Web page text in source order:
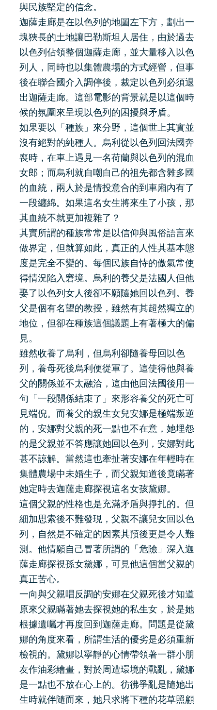
與民族堅定的信念。
迦薩走廊是在以色列的地圖左下方，劃出一
塊狹長的土地讓巴勒斯坦人居住，由於過去
以色列佔領整個迦薩走廊，並大量移入以色
列人，同時也以集體農場的方式經營，但事
後在聯合國介入調停後，裁定以色列必須退
出迦薩走廊。這部電影的背景就是以這個時
候的氛圍來呈現以色列的困擾與矛盾。
如果要以「種族」來分野，這個世上其實並
沒有絕對的純種人。烏利從以色列回法國奔
喪時，在車上遇見一名荷蘭與以色列的混血
女郎；而烏利就自嘲自己的祖先都含雜多國
的血統，兩人於是情投意合的到車廂內有了
一段纏綿。如果這名女生將來生了小孩，那
其血統不就更加複雜了？
其實所謂的種族常常是以信仰與風俗語言來
做界定，但就算如此，真正的人性其基本態
度是完全不變的。每個民族自恃的傲氣常使
得情況陷入窘境。烏利的養父是法國人但他
娶了以色列女人後卻不願隨她回以色列。養
父是個有名望的教授，雖然有其超然獨立的
地位，但卻在種族這個議題上有著極大的偏
見。
雖然收養了烏利，但烏利卻隨養母回以色
列，養母死後烏利便從軍了。這使得他與養
父的關係並不太融洽，這由他回法國後用一
句「一段關係結束了」來形容養父的死亡可
見端倪。而養父的親生女兒安娜是極端叛逆
的，安娜對父親的死一點也不在意，她埋怨
的是父親並不答應讓她回以色列，安娜對此
甚不諒解。當然這也牽扯著安娜在年輕時在
集體農場中未婚生子，而父親知道後竟瞞著
她定時去迦薩走廊探視這名女孩黛娜。
這個父親的性格也是充滿矛盾與掙扎的。但
細加思索後不難發現，父親不讓兒女回以色
列，自然是不確定的因素其預後更是令人難
測。他情願自己冒著所謂的「危險」深入迦
薩走廊探視孫女黛娜，可見他這個當父親的
真正苦心。
一向與父親唱反調的安娜在父親死後才知道
原來父親瞞著她去探視她的私生女，於是她
根據遺囑才再度回到迦薩走廊。問題是從黛
娜的角度來看，所謂生活的優劣是必須重新
檢視的。黛娜以寧靜的心情帶領著一群小朋
友作油彩繪畫，對於周遭環境的戰亂，黛娜
是一點也不放在心上的。彷彿爭亂是隨她出
生時就伴隨而來，她只求將下種的花草照顧